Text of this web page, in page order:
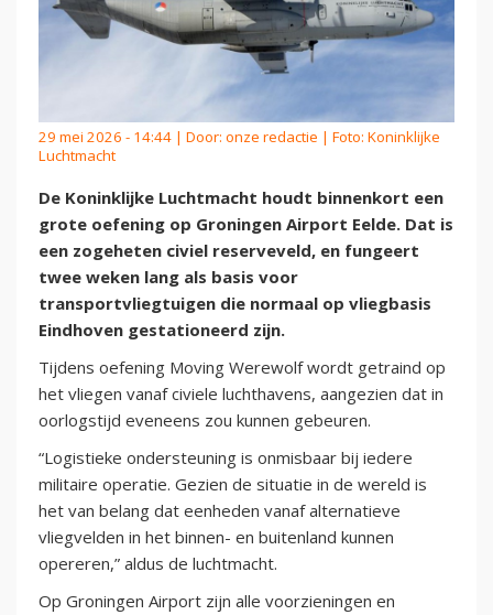
29 mei 2026 - 14:44 | Door: onze redactie | Foto: Koninklijke
Luchtmacht
De Koninklijke Luchtmacht houdt binnenkort een
grote oefening op Groningen Airport Eelde. Dat is
een zogeheten civiel reserveveld, en fungeert
twee weken lang als basis voor
transportvliegtuigen die normaal op vliegbasis
Eindhoven gestationeerd zijn.
Tijdens oefening Moving Werewolf wordt getraind op
het vliegen vanaf civiele luchthavens, aangezien dat in
oorlogstijd eveneens zou kunnen gebeuren.
“Logistieke ondersteuning is onmisbaar bij iedere
militaire operatie. Gezien de situatie in de wereld is
het van belang dat eenheden vanaf alternatieve
vliegvelden in het binnen- en buitenland kunnen
opereren,” aldus de luchtmacht.
Op Groningen Airport zijn alle voorzieningen en